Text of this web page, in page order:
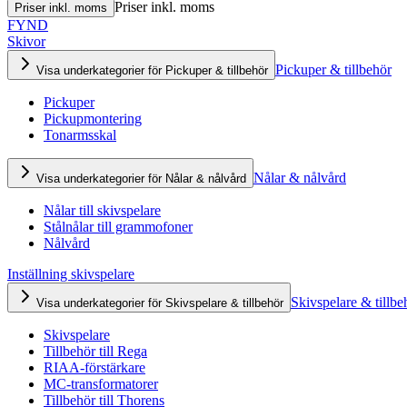
Priser inkl. moms Priser inkl. moms
FYND
Skivor
Visa underkategorier för Pickuper & tillbehör Pickuper & tillbehör
Pickuper
Pickupmontering
Tonarmsskal
Visa underkategorier för Nålar & nålvård Nålar & nålvård
Nålar till skivspelare
Stålnålar till grammofoner
Nålvård
Inställning skivspelare
Visa underkategorier för Skivspelare & tillbehör Skivspelare &
Skivspelare
Tillbehör till Rega
RIAA-förstärkare
MC-transformatorer
Tillbehör till Thorens